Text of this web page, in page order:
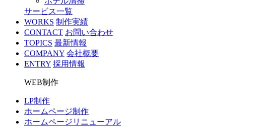
サービス一覧
WORKS 制作実績
CONTACT お問い合わせ
TOPICS 最新情報
COMPANY 会社概要
ENTRY 採用情報
WEB制作
LP制作
ホームページ制作
ホームページリニューアル